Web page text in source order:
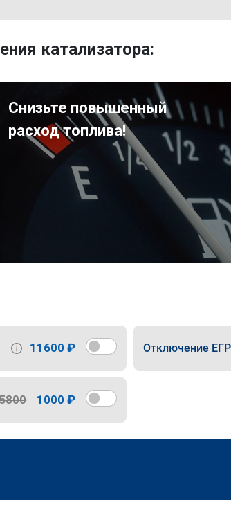
катализатора:
Снизьте повышенный
расход топлива!
11600 ₽ Отключение ЕГР
1000 ₽